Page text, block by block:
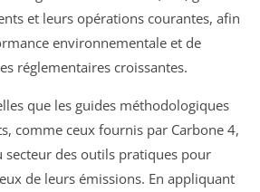
et leurs opérations courantes, afin
environnementale et de
réglementaires croissantes.
que les guides méthodologiques
comme ceux fournis par Carbone 4,
des outils pratiques pour
de leurs émissions. En appliquant